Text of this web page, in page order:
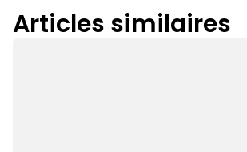
Articles similaires